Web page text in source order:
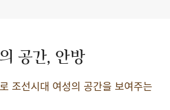
공간, 안방
조선시대 여성의 공간을 보여주는